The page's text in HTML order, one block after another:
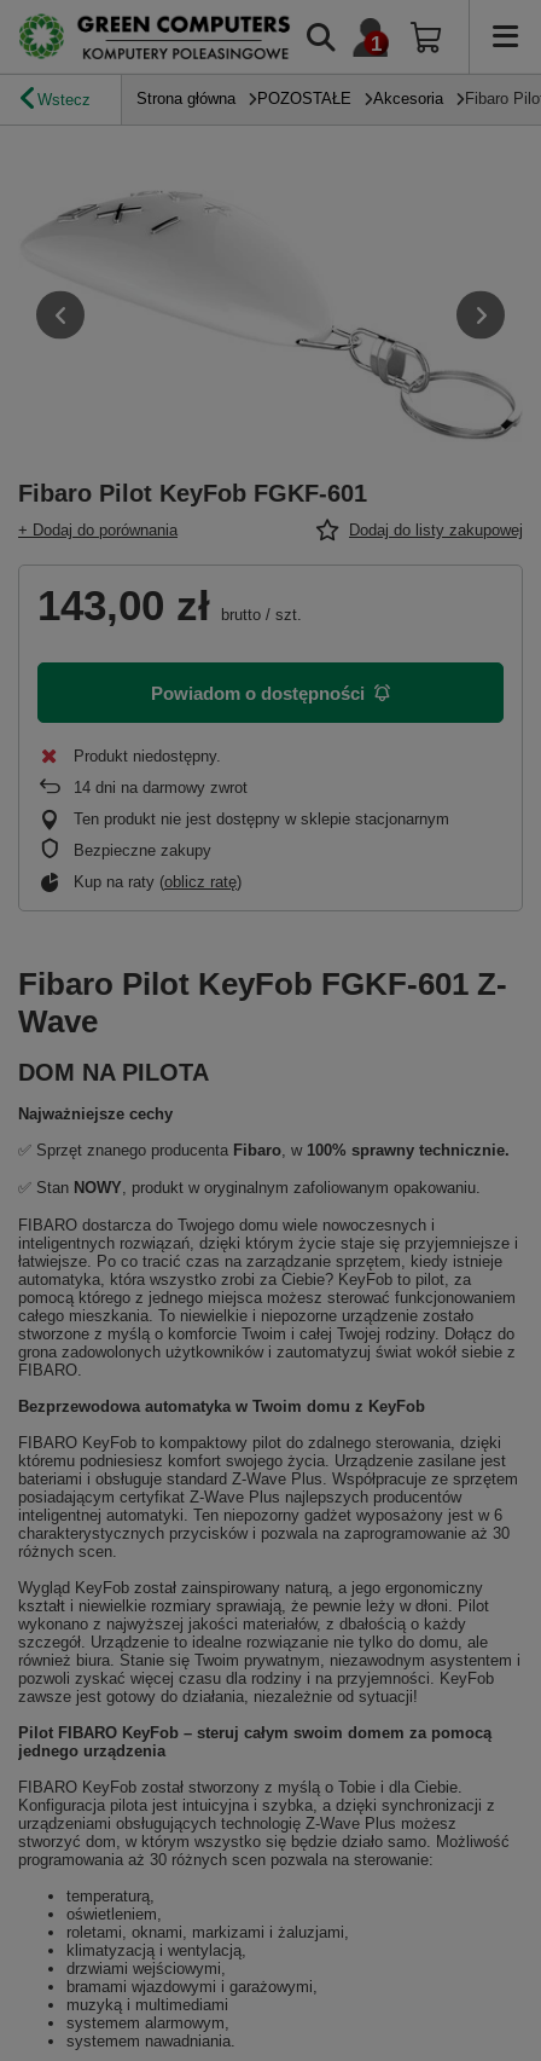
Wstecz Strona główna POZOSTAŁE Akcesoria Fibaro
Fibaro Pilot KeyFob FGKF-601
+ Dodaj do porównania Dodaj do listy zakupowej
143,00 zł brutto / szt.
Powiadom o dostępności
Produkt niedostępny
14 dni na darmowy zwrot
Ten produkt nie jest dostępny w sklepie stacjonarnym
Bezpieczne zakupy
Kup na raty (oblicz ratę)
Fibaro Pilot KeyFob FGKF-601 Z-
Wave
DOM NA PILOTA
Najważniejsze cechy
✅ Sprzęt znanego producenta Fibaro, w 100% sprawny technicznie.
✅ Stan NOWY, produkt w oryginalnym zafoliowanym opakowaniu.
FIBARO dostarcza do Twojego domu wiele nowoczesnych i
inteligentnych rozwiązań, dzięki którym życie staje się przyjemniejsze i
łatwiejsze. Po co tracić czas na zarządzanie sprzętem, kiedy istnieje
automatyka, która wszystko zrobi za Ciebie? KeyFob to pilot, za
pomocą którego z jednego miejsca możesz sterować funkcjonowaniem
całego mieszkania. To niewielkie i niepozorne urządzenie zostało
stworzone z myślą o komforcie Twoim i całej Twojej rodziny. Dołącz do
grona zadowolonych użytkowników i zautomatyzuj świat wokół siebie z
FIBARO.
Bezprzewodowa automatyka w Twoim domu z KeyFob
FIBARO KeyFob to kompaktowy pilot do zdalnego sterowania, dzięki
któremu podniesiesz komfort swojego życia. Urządzenie zasilane jest
bateriami i obsługuje standard Z-Wave Plus. Współpracuje ze sprzętem
posiadającym certyfikat Z-Wave Plus najlepszych producentów
inteligentnej automatyki. Ten niepozorny gadżet wyposażony jest w 6
charakterystycznych przycisków i pozwala na zaprogramowanie aż 30
różnych scen.
Wygląd KeyFob został zainspirowany naturą, a jego ergonomiczny
kształt i niewielkie rozmiary sprawiają, że pewnie leży w dłoni. Pilot
wykonano z najwyższej jakości materiałów, z dbałością o każdy
szczegół. Urządzenie to idealne rozwiązanie nie tylko do domu, ale
również biura. Stanie się Twoim prywatnym, niezawodnym asystentem i
pozwoli zyskać więcej czasu dla rodziny i na przyjemności. KeyFob
zawsze jest gotowy do działania, niezależnie od sytuacji!
Pilot FIBARO KeyFob – steruj całym swoim domem za pomocą
jednego urządzenia
FIBARO KeyFob został stworzony z myślą o Tobie i dla Ciebie.
Konfiguracja pilota jest intuicyjna i szybka, a dzięki synchronizacji z
urządzeniami obsługujących technologię Z-Wave Plus możesz
stworzyć dom, w którym wszystko się będzie działo samo. Możliwość
programowania aż 30 różnych scen pozwala na sterowanie:
temperaturą,
oświetleniem,
roletami, oknami, markizami i żaluzjami,
klimatyzacją i wentylacją,
drzwiami wejściowymi,
bramami wjazdowymi i garażowymi,
muzyką i multimediami
systemem alarmowym,
systemem nawadniania.